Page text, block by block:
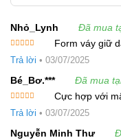
Nhỏ_Lynh Đã mua
hạng55
Form váy giữ
Trả lời • 03/07/2025
Bé_Bơ.*** Đã mua
hạng55
Cực hợp với
Trả lời • 03/07/2025
Nguyễn Minh Thư